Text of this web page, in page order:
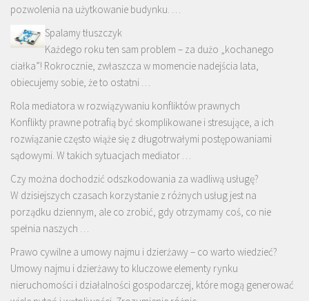
pozwolenia na użytkowanie budynku. …
Spalamy tłuszczyk
Każdego roku ten sam problem – za dużo „kochanego
ciałka”! Rokrocznie, zwłaszcza w momencie nadejścia lata,
obiecujemy sobie, że to ostatni …
Rola mediatora w rozwiązywaniu konfliktów prawnych
Konflikty prawne potrafią być skomplikowane i stresujące, a ich
rozwiązanie często wiąże się z długotrwałymi postępowaniami
sądowymi. W takich sytuacjach mediator …
Czy można dochodzić odszkodowania za wadliwą usługę?
W dzisiejszych czasach korzystanie z różnych usług jest na
porządku dziennym, ale co zrobić, gdy otrzymamy coś, co nie
spełnia naszych …
Prawo cywilne a umowy najmu i dzierżawy – co warto wiedzieć?
Umowy najmu i dzierżawy to kluczowe elementy rynku
nieruchomości i działalności gospodarczej, które mogą generować